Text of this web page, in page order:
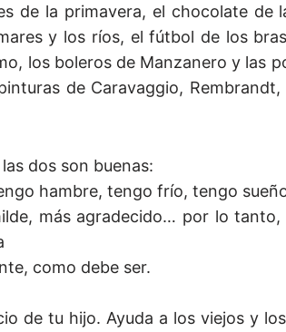
de la primavera, el chocolate de
y los ríos, el fútbol de los
los boleros de Manzanero y las
de Caravaggio, Rembrandt,
dos son buenas:
hambre, tengo frío, tengo
más agradecido… por lo
como debe ser.
de tu hijo. Ayuda a los viejos y